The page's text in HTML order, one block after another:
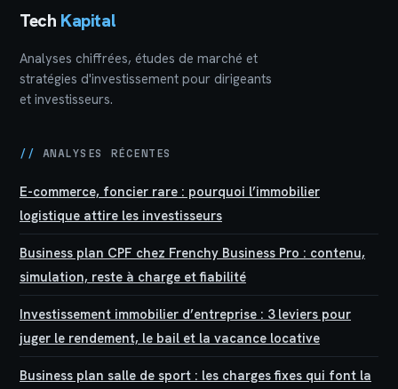
Tech Kapital
Analyses chiffrées, études de marché et
stratégies d'investissement pour dirigeants
et investisseurs.
// ANALYSES RÉCENTES
E-commerce, foncier rare : pourquoi l’immobilier
logistique attire les investisseurs
Business plan CPF chez Frenchy Business Pro : contenu,
simulation, reste à charge et fiabilité
Investissement immobilier d’entreprise : 3 leviers pour
juger le rendement, le bail et la vacance locative
Business plan salle de sport : les charges fixes qui font la